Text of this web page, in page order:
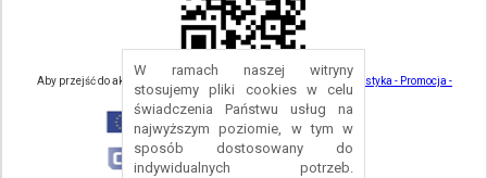
W ramach naszej witryny
stosujemy pliki cookies w celu
świadczenia Państwu usług na
najwyższym poziomie, w tym w
sposób dostosowany do
indywidualnych potrzeb.
Aby przejść do aktualności związanych z turystyką - kliknij tu:
Turystyka - Promocja -
Strefa Turysty - Gmina Nowa Ruda